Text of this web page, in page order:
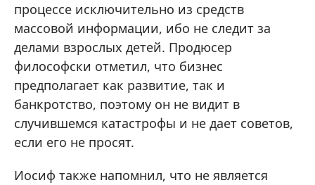
процессе исключительно из средств
массовой информации, ибо не следит за
делами взрослых детей. Продюсер
философски отметил, что бизнес
предполагает как развитие, так и
банкротство, поэтому он не видит в
случившемся катастрофы и не дает советов,
если его не просят.
Иосиф также напомнил, что не является